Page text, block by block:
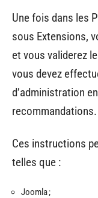
Une fois dans les
sous Extensions,
et vous validerez
vous devez
d’administration
recommandations.
Ces instructions
telles que :
Joomla ;